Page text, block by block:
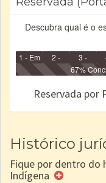
Descubra qual é o
1 - Em
Identificação
2 -
Identificada
3 -
Declarada
67%
Reservada por
Histórico
Fique por dentro do
Indígena